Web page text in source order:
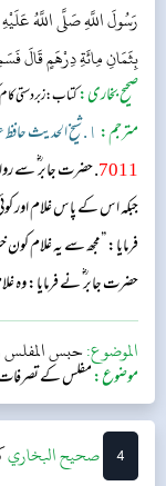
رَسُولَ اللَّهِ صَلَّى اللَّهُ
بِثَمَانِ مِائَةِ دِرْهَمٍ قَالَ
صحیح بخاری:کتاب: زبردستی
مترجم: ١. شیخ الحدیث حافظ عبد الستار حماد (دار السلام)
7011 . حضرت جابر ؓ سے
جبکہ اس کے پاس غلام اور
فرمایا: ”مجھ سے یہ غلام
حضرت جابر ؓ نے فرمایا: وہ
الموضوع:حبس المفلس
موضوع:مفلس کے تصرفات
4 ‌‌صحيح البخاري